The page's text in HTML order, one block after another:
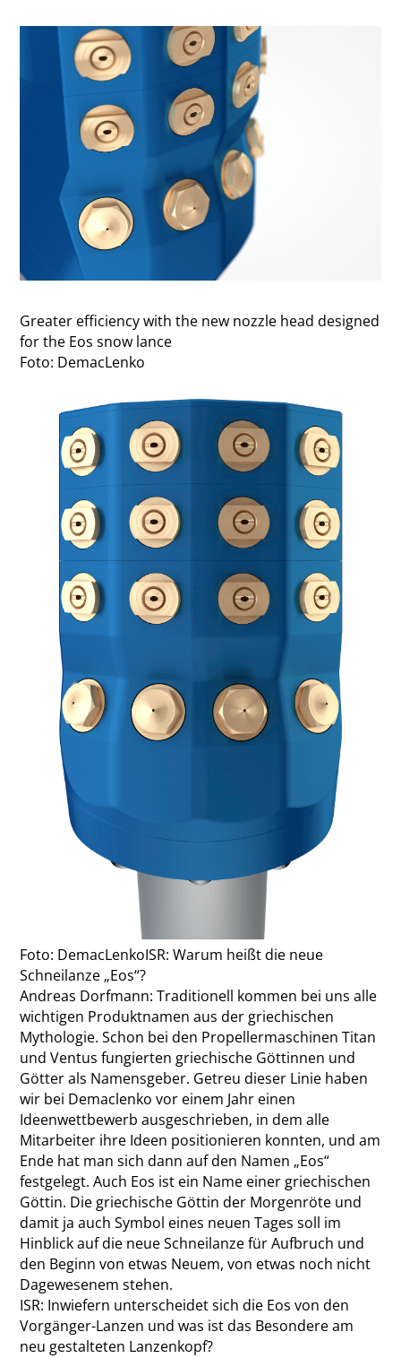
Greater efficiency with the new nozzle head designed
for the Eos snow lance
Foto: DemacLenko
Foto: DemacLenkoISR: Warum heißt die neue
Schneilanze „Eos“?
Andreas Dorfmann: Traditionell kommen bei uns alle
wichtigen Produktnamen aus der griechischen
Mythologie. Schon bei den Propellermaschinen Titan
und Ventus fungierten griechische Göttinnen und
Götter als Namensgeber. Getreu dieser Linie haben
wir bei Demaclenko vor einem Jahr einen
Ideenwettbewerb ausgeschrieben, in dem alle
Mitarbeiter ihre Ideen positionieren konnten, und am
Ende hat man sich dann auf den Namen „Eos“
festgelegt. Auch Eos ist ein Name einer griechischen
Göttin. Die griechische Göttin der Morgenröte und
damit ja auch Symbol eines neuen Tages soll im
Hinblick auf die neue Schneilanze für Aufbruch und
den Beginn von etwas Neuem, von etwas noch nicht
Dagewesenem stehen.
ISR: Inwiefern unterscheidet sich die Eos von den
Vorgänger-Lanzen und was ist das Besondere am
neu gestalteten Lanzenkopf?